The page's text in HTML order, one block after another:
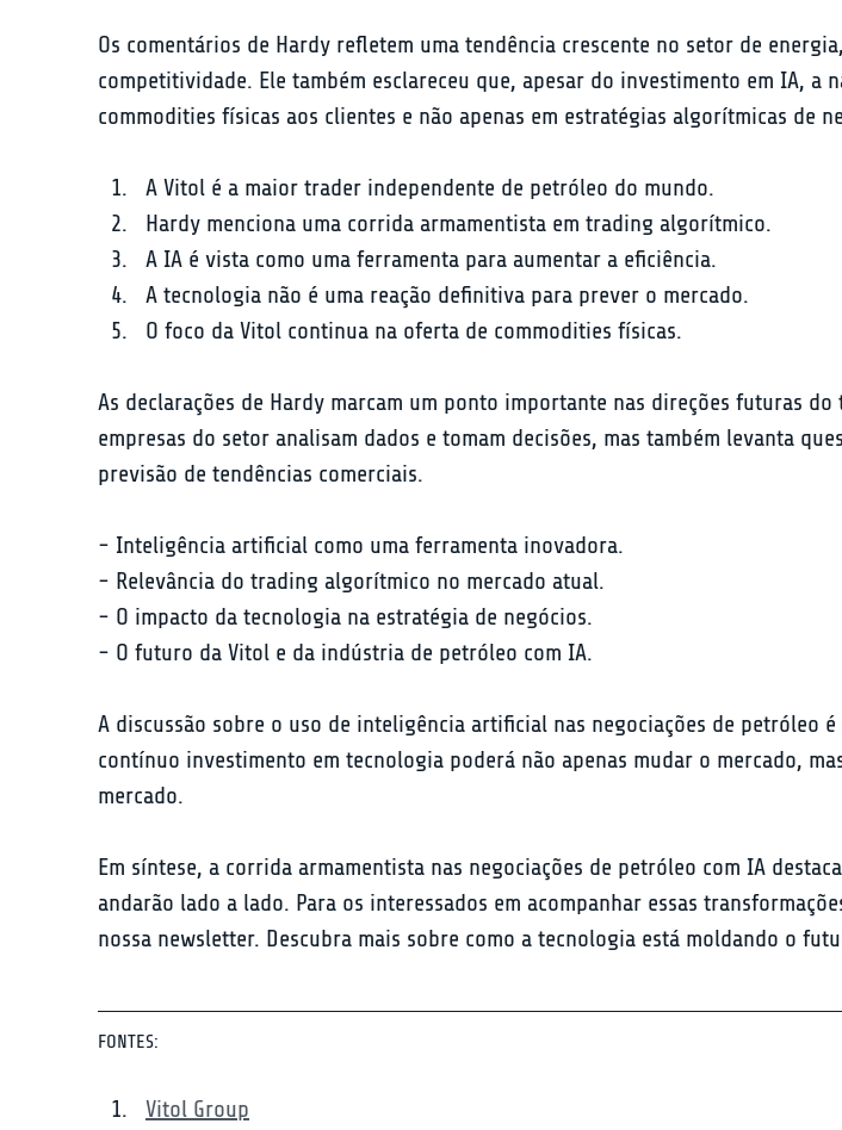
Os comentários de Hardy refletem uma tendência crescente no setor de
competitividade. Ele também esclareceu que, apesar do investimento em IA,
commodities físicas aos clientes e não apenas em estratégias algorítmicas de
A Vitol é a maior trader independente de petróleo do mundo.
Hardy menciona uma corrida armamentista em trading algorítmico.
A IA é vista como uma ferramenta para aumentar a eficiência.
A tecnologia não é uma reação definitiva para prever o mercado.
O foco da Vitol continua na oferta de commodities físicas.
As declarações de Hardy marcam um ponto importante nas direções futuras
empresas do setor analisam dados e tomam decisões, mas também levanta
previsão de tendências comerciais.
- Inteligência artificial como uma ferramenta inovadora.
- Relevância do trading algorítmico no mercado atual.
- O impacto da tecnologia na estratégia de negócios.
- O futuro da Vitol e da indústria de petróleo com IA.
A discussão sobre o uso de inteligência artificial nas negociações de petróleo
contínuo investimento em tecnologia poderá não apenas mudar o mercado,
mercado.
Em síntese, a corrida armamentista nas negociações de petróleo com IA
andarão lado a lado. Para os interessados em acompanhar essas
nossa newsletter. Descubra mais sobre como a tecnologia está moldando o
FONTES:
Vitol Group